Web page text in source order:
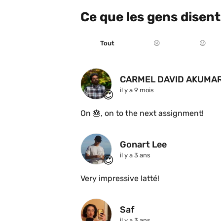
Ce que les gens disent
Tout ☹️ 😐
😍
CARMEL DAVID
il y a 9 mois
On 🎂, on to the next assignment!
😍
Gonart Lee
il y a 3 ans
Very impressive latté!
Saf